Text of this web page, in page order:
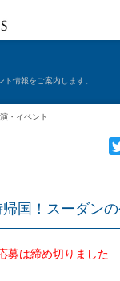
情報をご案内します。
・イベント
国！スーダン
募は締め切りました